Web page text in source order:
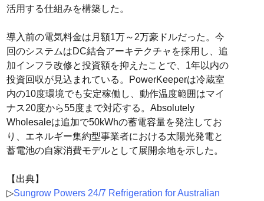
活用する仕組みを構築した。
導入前の電気料金は月額1万～2万豪ドルだった。今
回のシステムはDC結合アーキテクチャを採用し、追
加インフラ改修と投資額を抑えたことで、1年以内の
投資回収が見込まれている。PowerKeeperは冷蔵室
内の10度環境でも安定稼働し、動作温度範囲はマイ
ナス20度から55度まで対応する。Absolutely
Wholesaleは追加で50kWhの蓄電容量を発注してお
り、エネルギー集約型事業者における太陽光発電と
蓄電池の自家消費モデルとして展開余地を示した。
【出典】
▷Sungrow Powers 24/7 Refrigeration for Australian